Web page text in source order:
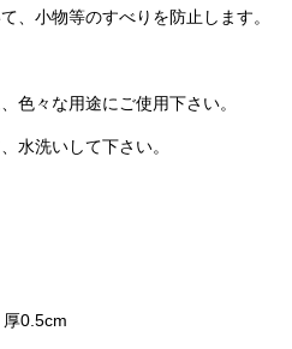
、小物等のすべりを防止します。
色々な用途にご使用下さい。
水洗いして下さい。
0.5cm